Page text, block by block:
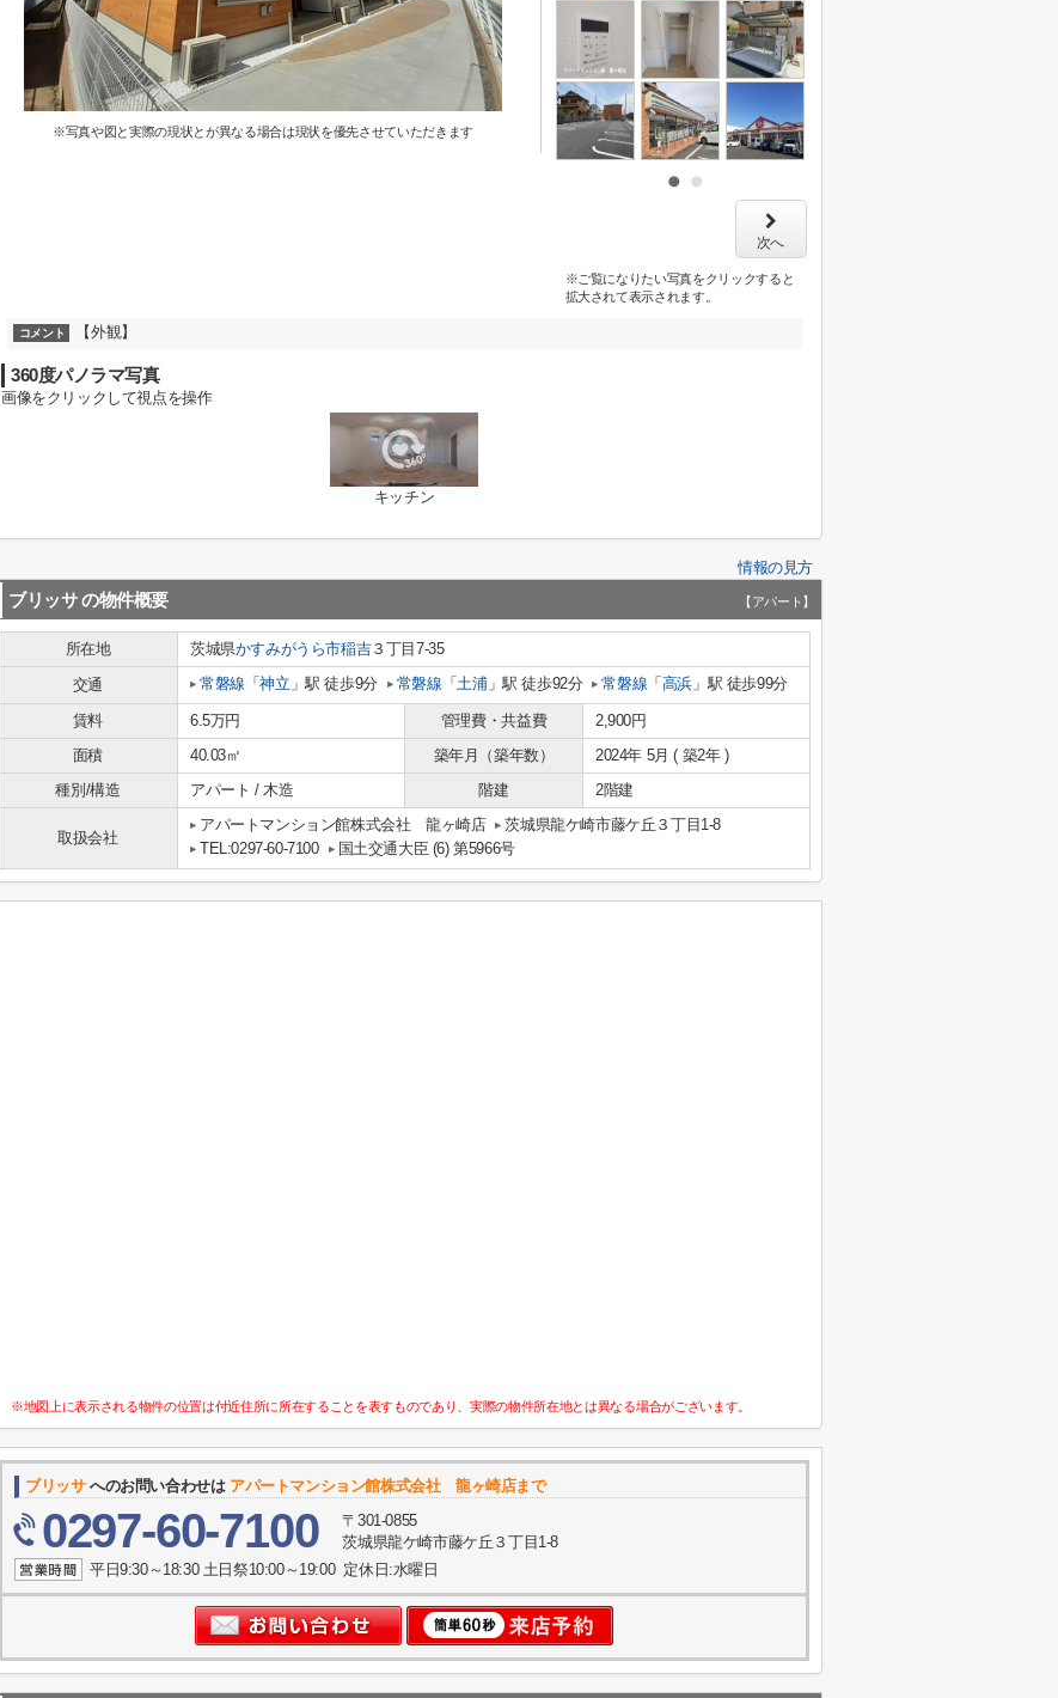
※写真や図と実際の現状とが異なる場合は現状を優先させていただきます
次へ
※ご覧になりたい写真をクリックすると
拡大されて表示されます。
コメント 【外観】
360度パノラマ写真
画像をクリックして視点を操作
キッチン
情報の見方
ブリッサ の物件概要 【アパート】
所在地 茨城県かすみがうら市稲吉３丁目7-35
交通
常磐線 「神立 」駅 徒歩9分 常磐線 「土浦」駅 徒歩92分 常磐線 「 高浜」駅 徒歩99分
賃料 6.5万円 管理費・共益費
2,900円
面積
40.03㎡ 築年月（築年数）
2024年 5月 ( 築2年 )
種別/構造
アパート / 木造 階建 2階建
取扱会社
アパートマンション館株式会社 龍ヶ崎店
茨城県龍ケ崎市藤ケ丘３丁目1-8
TEL:0297-60-7100
国土交通大臣 (6) 第5966号
※地図上に表示される物件の位置は付近住所に所在することを表すものであり、実際の物件所在地とは異なる場合がございます。
ブリッサへのお問い合わせは アパートマンション館株式会社 龍ヶ崎店まで
0297-60-7100
〒301-0855
茨城県龍ケ崎市藤ケ丘３丁目1-8
平日9:30～18:30 土日祭10:00～19:00 定休日:水曜日